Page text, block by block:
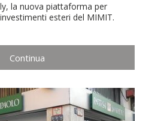
la nuova piattaforma per
esteri del MIMIT.
Continua